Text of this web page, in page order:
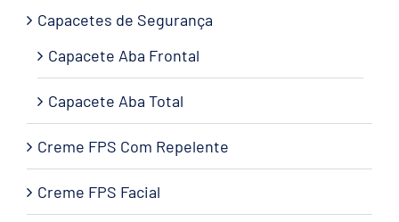
Capacetes de Segurança
Capacete Aba Frontal
Capacete Aba Total
Creme FPS Com Repelente
Creme FPS Facial